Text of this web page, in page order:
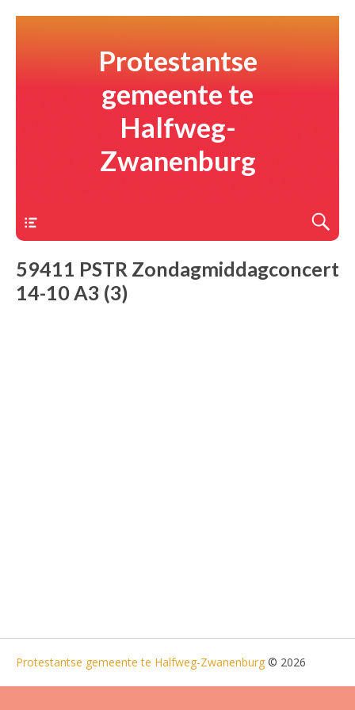
Protestantse
gemeente te
Halfweg-
Zwanenburg
59411 PSTR Zondagmiddagconcert
14-10 A3 (3)
Protestantse gemeente te Halfweg-Zwanenburg © 2026